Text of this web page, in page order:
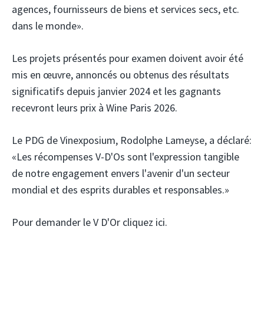
agences, fournisseurs de biens et services secs, etc.
dans le monde».
Les projets présentés pour examen doivent avoir été
mis en œuvre, annoncés ou obtenus des résultats
significatifs depuis janvier 2024 et les gagnants
recevront leurs prix à Wine Paris 2026.
Le PDG de Vinexposium, Rodolphe Lameyse, a déclaré:
«Les récompenses V-D'Os sont l'expression tangible
de notre engagement envers l'avenir d'un secteur
mondial et des esprits durables et responsables.»
Pour demander le V D'Or cliquez ici.